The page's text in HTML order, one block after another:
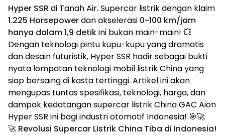
Hyper SSR di Tanah Air. Supercar listrik dengan klaim
1.225 Horsepowerdan akselerasi 0-100 km/jam
hanya dalam 1,9 detikini bukan main-main! 💥
Dengan teknologi pintu kupu-kupu yang dramatis
dan desain futuristik, Hyper SSR hadir sebagai bukti
nyata lompatan teknologi mobil listrik China yang
siap bersaing di kasta tertinggi. Artikel ini akan
mengupas tuntas spesifikasi, teknologi, harga, dan
dampak kedatangan supercar listrik China GAC Aion
Hyper SSR ini bagi industri otomotif Indonesia! 🎯🚀
🚀 Revolusi Supercar Listrik China Tiba di Indonesia!